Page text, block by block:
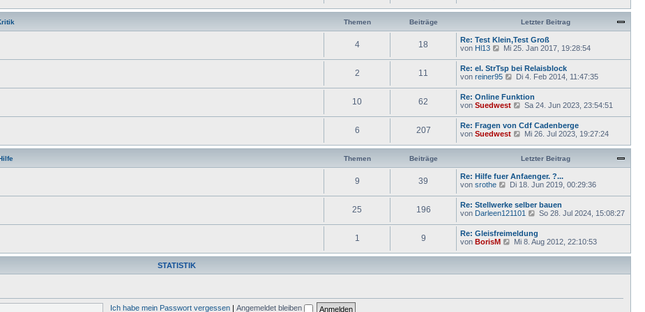
r
g
B
e
i
r
a
g
u
e
r
B
e
i
r
a
g
Themen Beiträge Letzter Beitrag
4 18
Re: Test Klein,Test Groß
von Hl13
N
u
e
s
t
e
r
e
i
t
r
Mi 25. Jan 2017, 19:28:54
2 11
Re: el. StrTsp bei Relaisblock
von reiner95
N
u
e
s
t
e
r
e
t
r
a
Di 4. Feb 2014, 11:47:35
10 62
Re: Online Funktion
von Suedwest
N
u
e
s
t
e
r
e
i
t
r
a
Sa 24. Jun 2023, 23:54:51
6 207
Re: Fragen von Cdf Cadenberge
von Suedwest
N
u
e
s
t
e
e
i
t
r
a
Mi 26. Jul 2023, 19:27:24
Themen Beiträge Letzter Beitrag
9 39
Re: Hilfe fuer Anfaenger. ?...
von srothe
N
e
s
t
e
r
e
t
g
Di 18. Jun 2019, 00:29:36
25 196
Re: Stellwerke selber bauen
von Darleen121101
N
e
s
t
So 28. Jul 2024, 15:08:27
1 9
Re: Gleisfreimeldung
von BorisM
N
u
s
r
Mi 8. Aug 2012, 22:10:53
STATISTIK
Ich habe mein Passwort vergessen Angemeldet bleiben